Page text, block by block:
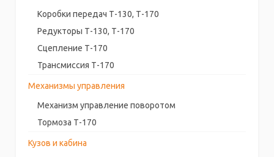
Коробки передач Т-130, Т-170
Редукторы Т-130, Т-170
Сцепление Т-170
Трансмиссия Т-170
Механизмы управления
Механизм управление поворотом
Тормоза Т-170
Кузов и кабина